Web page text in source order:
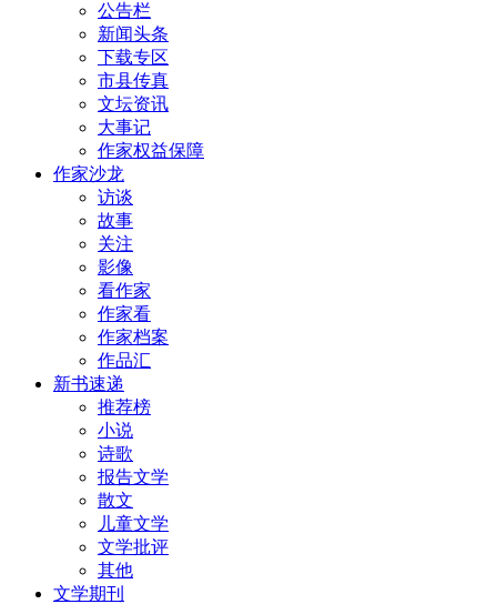
公告栏
新闻头条
下载专区
市县传真
文坛资讯
大事记
作家权益保障
作家沙龙
访谈
故事
关注
影像
看作家
作家看
作家档案
作品汇
新书速递
推荐榜
小说
诗歌
报告文学
散文
儿童文学
文学批评
其他
文学期刊